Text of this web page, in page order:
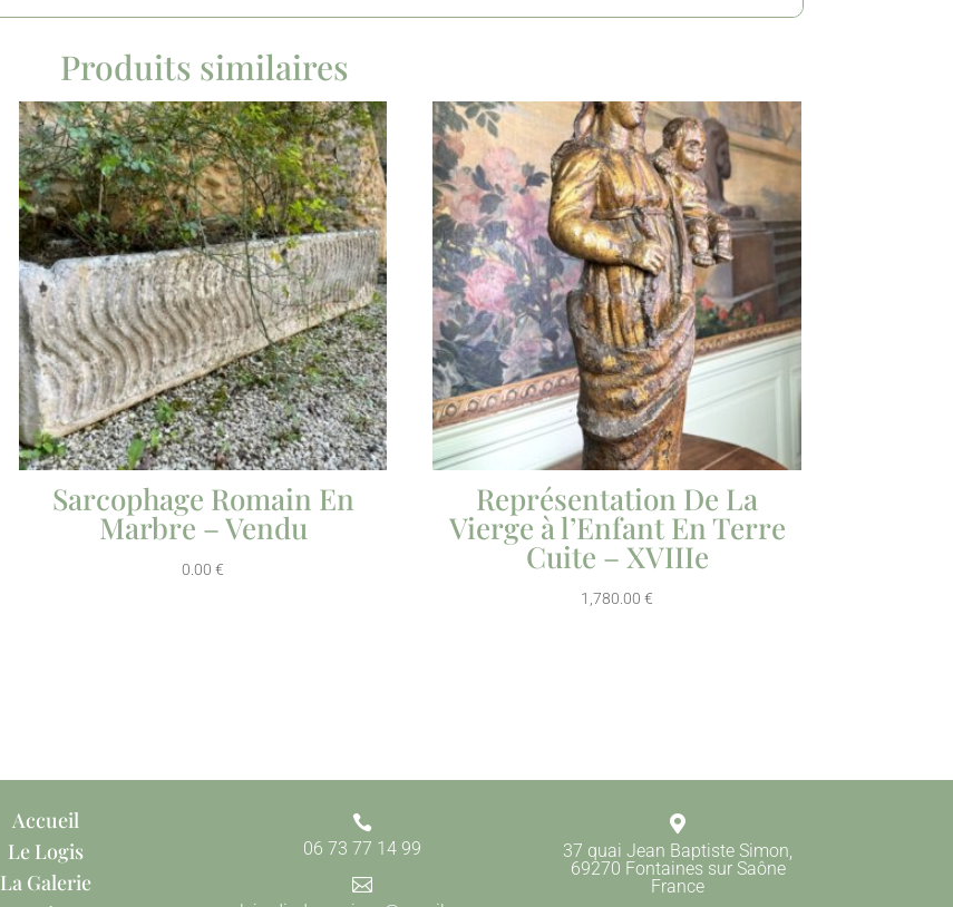
Produits similaires
Sarcophage Romain En
Marbre – Vendu
0.00€
Représentation De La
Vierge à l’Enfant En Terre
Cuite – XVIIIe
1,780.00€
Accueil
Le Logis
La Galerie

06 73 77 14 99


37 quai Jean Baptiste Simon,
69270 Fontaines sur Saône
France